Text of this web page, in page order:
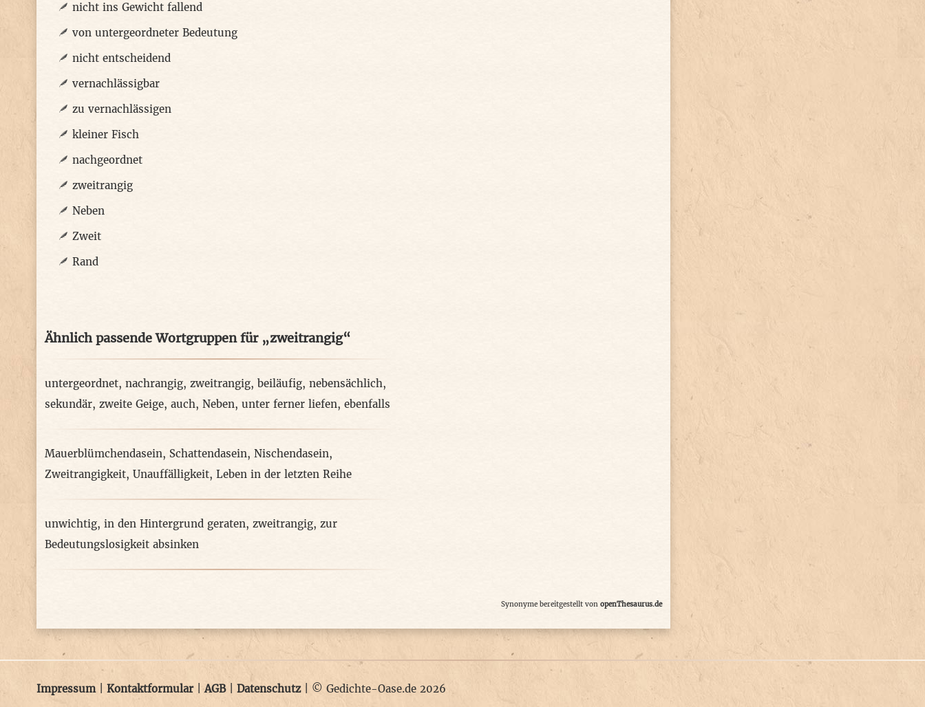
nicht ins Gewicht fallend
von untergeordneter Bedeutung
nicht entscheidend
vernachlässigbar
zu vernachlässigen
kleiner Fisch
nachgeordnet
zweitrangig
Neben
Zweit
Rand
Ähnlich passende Wortgruppen für „zweitrangig“
untergeordnet, nachrangig, zweitrangig, beiläufig, nebensächlich,
sekundär, zweite Geige, auch, Neben, unter ferner liefen, ebenfalls
Mauerblümchendasein, Schattendasein, Nischendasein,
Zweitrangigkeit, Unauffälligkeit, Leben in der letzten Reihe
unwichtig, in den Hintergrund geraten, zweitrangig, zur
Bedeutungslosigkeit absinken
Synonyme bereitgestellt von openThesaurus.de
Impressum| Kontaktformular|AGB| Datenschutz| © Gedichte-Oase.de 2026